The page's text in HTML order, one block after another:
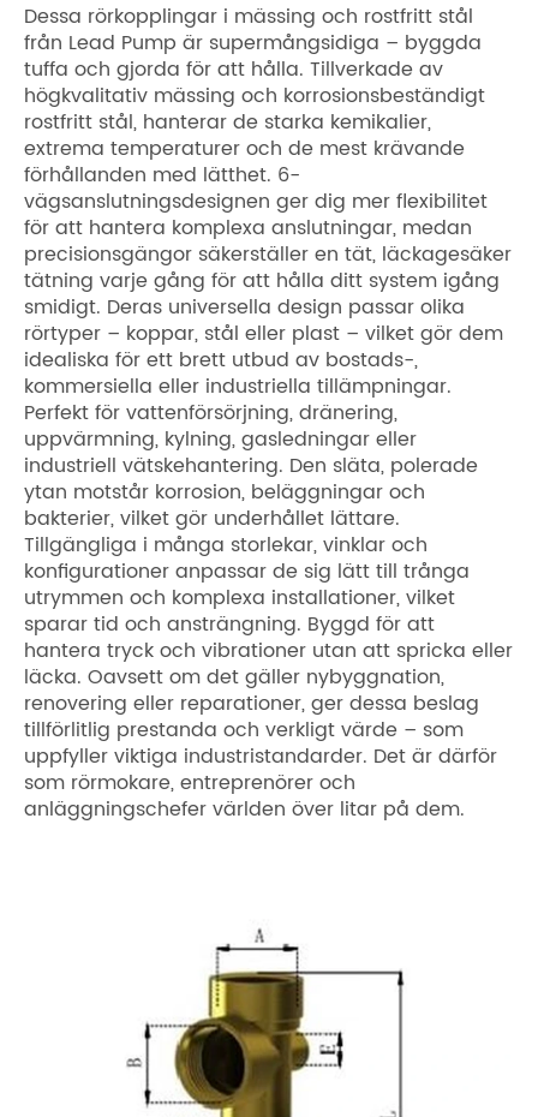
Dessa rörkopplingar i mässing och rostfritt stål
från Lead Pump är supermångsidiga – byggda
tuffa och gjorda för att hålla. Tillverkade av
högkvalitativ mässing och korrosionsbeständigt
rostfritt stål, hanterar de starka kemikalier,
extrema temperaturer och de mest krävande
förhållanden med lätthet. 6-
vägsanslutningsdesignen ger dig mer flexibilitet
för att hantera komplexa anslutningar, medan
precisionsgängor säkerställer en tät, läckagesäker
tätning varje gång för att hålla ditt system igång
smidigt. Deras universella design passar olika
rörtyper – koppar, stål eller plast – vilket gör dem
idealiska för ett brett utbud av bostads-,
kommersiella eller industriella tillämpningar.
Perfekt för vattenförsörjning, dränering,
uppvärmning, kylning, gasledningar eller
industriell vätskehantering. Den släta, polerade
ytan motstår korrosion, beläggningar och
bakterier, vilket gör underhållet lättare.
Tillgängliga i många storlekar, vinklar och
konfigurationer anpassar de sig lätt till trånga
utrymmen och komplexa installationer, vilket
sparar tid och ansträngning. Byggd för att
hantera tryck och vibrationer utan att spricka eller
läcka. Oavsett om det gäller nybyggnation,
renovering eller reparationer, ger dessa beslag
tillförlitlig prestanda och verkligt värde – som
uppfyller viktiga industristandarder. Det är därför
som rörmokare, entreprenörer och
anläggningschefer världen över litar på dem.